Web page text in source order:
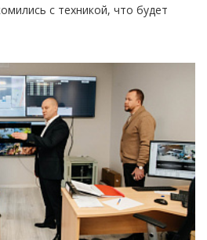
с техникой, что будет